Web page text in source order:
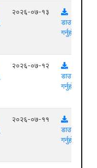
२०२६-०७-१३
डाउनलोड
गर्नुहोस्
२०२६-०७-१२
डाउनलोड
गर्नुहोस्
२०२६-०७-११
डाउनलोड
गर्नुहोस्